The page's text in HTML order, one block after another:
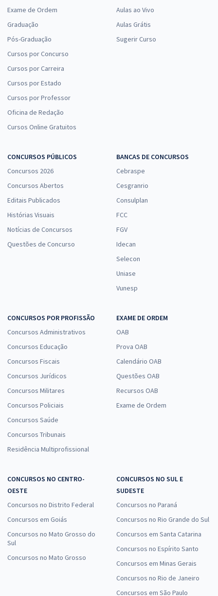
Exame de Ordem
Graduação
Pós-Graduação
Cursos por Concurso
Cursos por Carreira
Cursos por Estado
Cursos por Professor
Oficina de Redação
Cursos Online Gratuitos
Aulas ao Vivo
Aulas Grátis
Sugerir Curso
CONCURSOS PÚBLICOS
Concursos 2026
Concursos Abertos
Editais Publicados
Histórias Visuais
Notícias de Concursos
Questões de Concurso
BANCAS DE CONCURSOS
Cebraspe
Cesgranrio
Consulplan
FCC
FGV
Idecan
Selecon
Uniase
Vunesp
CONCURSOS POR PROFISSÃO
Concursos Administrativos
Concursos Educação
Concursos Fiscais
Concursos Jurídicos
Concursos Militares
Concursos Policiais
Concursos Saúde
Concursos Tribunais
Residência Multiprofissional
EXAME DE ORDEM
OAB
Prova OAB
Calendário OAB
Questões OAB
Recursos OAB
Exame de Ordem
CONCURSOS NO CENTRO-
OESTE
Concursos no Distrito Federal
Concursos em Goiás
Concursos no Mato Grosso do
Sul
Concursos no Mato Grosso
CONCURSOS NO SUL E
SUDESTE
Concursos no Paraná
Concursos no Rio Grande do Sul
Concursos em Santa Catarina
Concursos no Espírito Santo
Concursos em Minas Gerais
Concursos no Rio de Janeiro
Concursos em São Paulo